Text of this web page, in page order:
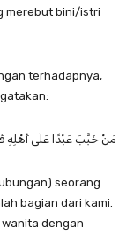
merebut bini/istri
terhadapnya,
مَنْ خَبَّبَ عَبْدًا عَلَى أَهْلِهِ
seorang
bagian dari kami.
dengan